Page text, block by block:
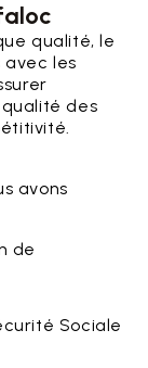
qualité, le
les
des
avons
de
Sociale